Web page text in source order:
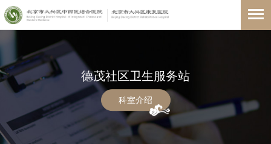
德茂社区卫生服务站
科室介绍